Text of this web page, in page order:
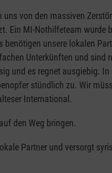
von den massiven
Ein MI-Nothilfeteam wurde
unsere lokalen
Unterkünften und sind
und es regnet ausgiebig.
stündlich zu. Wir
International.
den Weg bringen.
Partner und versorgt